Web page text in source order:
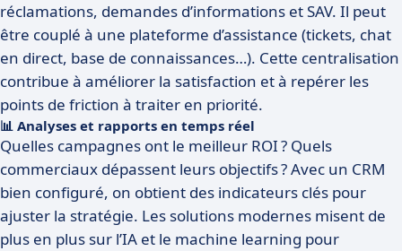
réclamations, demandes d’informations et SAV. Il peut
être couplé à une plateforme d’assistance (tickets, chat
en direct, base de connaissances…). Cette centralisation
contribue à améliorer la satisfaction et à repérer les
points de friction à traiter en priorité.
📊 Analyses et rapports en temps réel
Quelles campagnes ont le meilleur ROI ? Quels
commerciaux dépassent leurs objectifs ? Avec un CRM
bien configuré, on obtient des indicateurs clés pour
ajuster la stratégie. Les solutions modernes misent de
plus en plus sur l’IA et le machine learning pour